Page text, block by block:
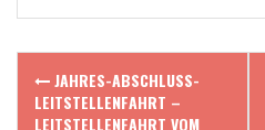
Post
navigation
JAHRES-ABSCHLUSS-
LEITSTELLENFAHRT –
LEITSTELLENFAHRT VOM